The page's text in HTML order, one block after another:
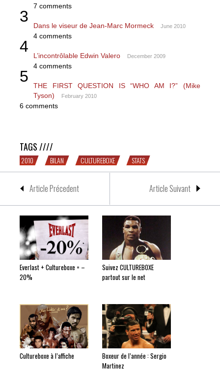
7 comments
3
Dans le viseur de Jean-Marc Mormeck June 2010
4 comments
4
L’incontrôlable Edwin Valero December 2009
4 comments
5
THE FIRST QUESTION IS “WHO AM I?” (Mike
Tyson)
February 2010
6 comments
TAGS ////
2010 BILAN CULTUREBOXE STATS
Article Précedent Article Suivant
Everlast + Cultureboxe = –
20%
Suivez CULTUREBOXE
partout sur le net
Cultureboxe à l’affiche
Boxeur de l’année : Sergio
Martinez